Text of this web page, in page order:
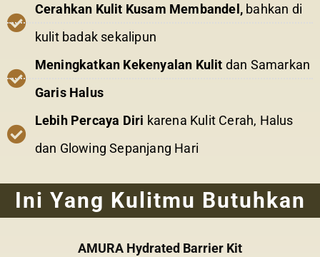
Cerahkan Kulit Kusam Membandel, bahkan di
kulit badak sekalipun
Meningkatkan Kekenyalan Kulit dan Samarkan
Garis Halus
Lebih Percaya Diri karena Kulit Cerah, Halus
dan Glowing Sepanjang Hari
Ini Yang Kulitmu Butuhkan
AMURA Hydrated Barrier Kit